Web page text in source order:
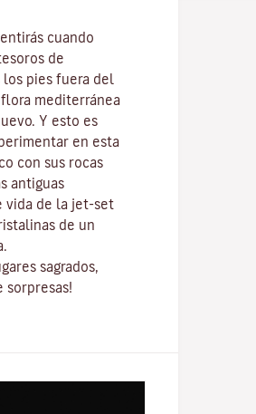
cuando
de
pies fuera del
flora mediterránea
Y esto es
en esta
con sus rocas
antiguas
vida de la jet-set
de un
sagrados,
sorpresas!